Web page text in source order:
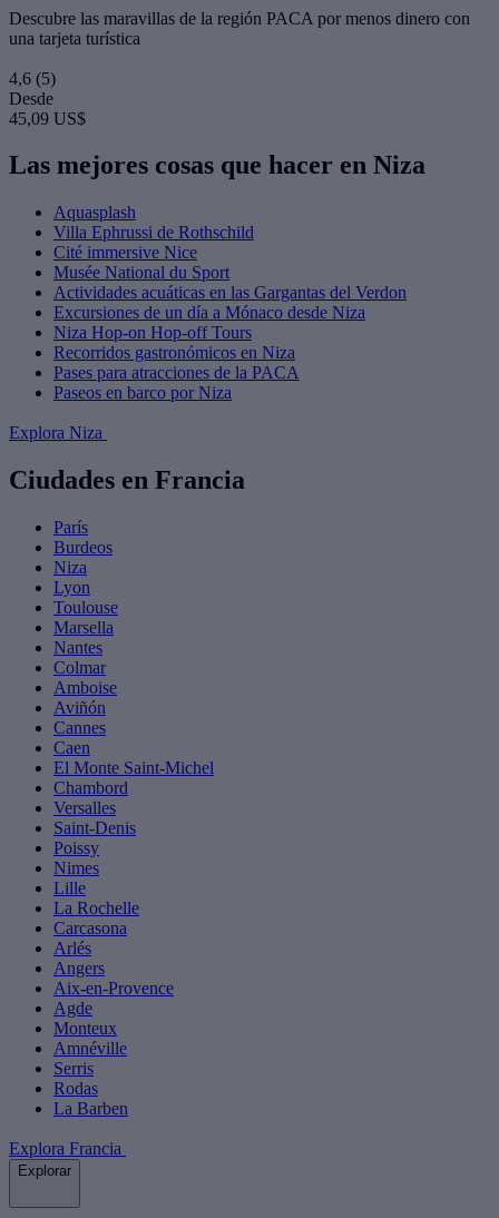
Descubre las maravillas de la región PACA por menos dinero con
una tarjeta turística
4,6 (5)
Desde
45,09 US$
Las mejores cosas que hacer en Niza
Aquasplash
Villa Ephrussi de Rothschild
Cité immersive Nice
Musée National du Sport
Actividades acuáticas en las Gargantas del Verdon
Excursiones de un día a Mónaco desde Niza
Niza Hop-on Hop-off Tours
Recorridos gastronómicos en Niza
Pases para atracciones de la PACA
Paseos en barco por Niza
Explora Niza
Ciudades en Francia
París
Burdeos
Niza
Lyon
Toulouse
Marsella
Nantes
Colmar
Amboise
Aviñón
Cannes
Caen
El Monte Saint-Michel
Chambord
Versalles
Saint-Denis
Poissy
Nimes
Lille
La Rochelle
Carcasona
Arlés
Angers
Aix-en-Provence
Agde
Monteux
Amnéville
Serris
Rodas
La Barben
Explora Francia
Explorar